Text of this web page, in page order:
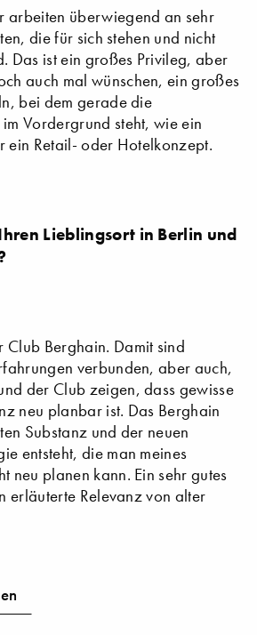
arbeiten überwiegend an sehr
die für sich stehen und nicht
Das ist ein großes Privileg, aber
auch mal wünschen, ein großes
bei dem gerade die
Vordergrund steht, wie ein
ein Retail- oder Hotelkonzept.
Lieblingsort in Berlin und
Club Berghain. Damit sind
verbunden, aber auch,
der Club zeigen, dass gewisse
neu planbar ist. Das Berghain
Substanz und der neuen
entsteht, die man meines
neu planen kann. Ein sehr gutes
erläuterte Relevanz von alter